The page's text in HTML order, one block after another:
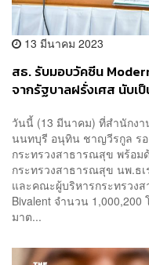
13 มีนาคม 2023
สธ. รับมอบวัคซีน
จากรัฐบาลฝรั่งเศส นับเ
วันนี้ (13 มีนาคม) ที่สำนักง
นนทบุรี อนุทิน ชาญวีรกูล ร
กระทรวงสาธารณสุข พร้อม
กระทรวงสาธารณสุข นพ.ธ
และคณะผู้บริหารกระทรวง
Bivalent จำนวน 1,000,200
มาต...